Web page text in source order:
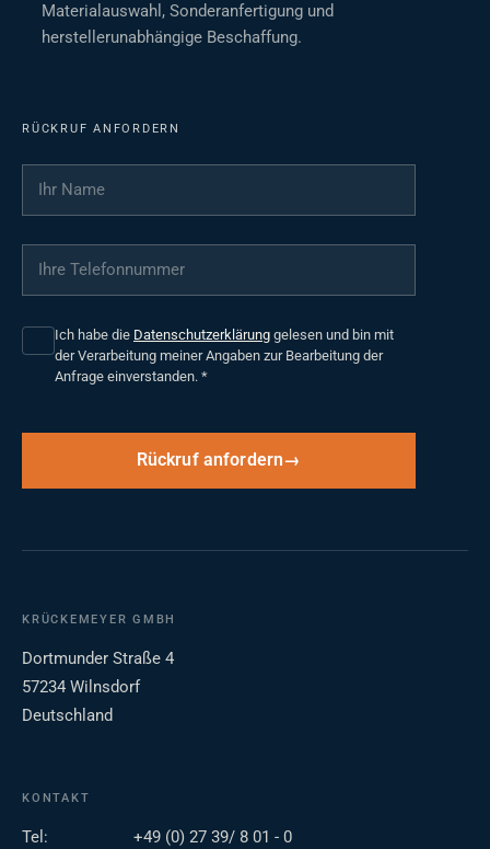
Materialauswahl, Sonderanfertigung und
herstellerunabhängige Beschaffung.
RÜCKRUF ANFORDERN
Ihr Name
Ihre Telefonnummer
Ich habe die Datenschutzerklärung gelesen und bin mit
der Verarbeitung meiner Angaben zur Bearbeitung der
Anfrage einverstanden. *
Rückruf anfordern
KRÜCKEMEYER GMBH
Dortmunder Straße 4
57234 Wilnsdorf
Deutschland
KONTAKT
Tel:
+49 (0) 27 39/ 8 01 - 0